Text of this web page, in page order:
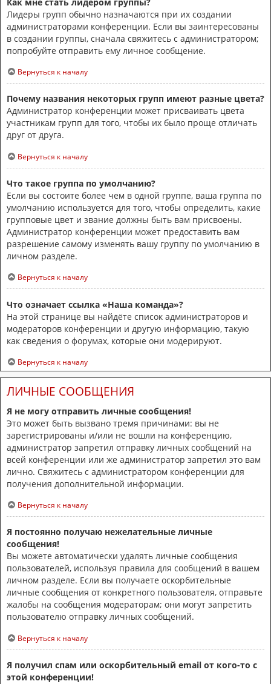
Лидеры групп обычно назначаются при их создании
администраторами конференции. Если вы заинтересованы
в создании группы, сначала свяжитесь с администратором;
попробуйте отправить ему личное сообщение.
Вернуться к началу
Почему названия некоторых групп имеют разные цвета?
Администратор конференции может присваивать цвета
участникам групп для того, чтобы их было проще отличать
друг от друга.
Вернуться к началу
Что такое группа по умолчанию?
Если вы состоите более чем в одной группе, ваша группа по
умолчанию используется для того, чтобы определить, какие
групповые цвет и звание должны быть вам присвоены.
Администратор конференции может предоставить вам
разрешение самому изменять вашу группу по умолчанию в
личном разделе.
Вернуться к началу
Что означает ссылка «Наша команда»?
На этой странице вы найдёте список администраторов и
модераторов конференции и другую информацию, такую
как сведения о форумах, которые они модерируют.
Вернуться к началу
ЛИЧНЫЕ СООБЩЕНИЯ
Я не могу отправить личные сообщения!
Это может быть вызвано тремя причинами: вы не
зарегистрированы и/или не вошли на конференцию,
администратор запретил отправку личных сообщений на
всей конференции или же администратор запретил это вам
лично. Свяжитесь с администратором конференции для
получения дополнительной информации.
Вернуться к началу
Я постоянно получаю нежелательные личные
сообщения!
Вы можете автоматически удалять личные сообщения
пользователей, используя правила для сообщений в вашем
личном разделе. Если вы получаете оскорбительные
личные сообщения от конкретного пользователя, отправьте
жалобы на сообщения модераторам; они могут запретить
пользователю отправку личных сообщений.
Вернуться к началу
Я получил спам или оскорбительный email от кого-то с
этой конференции!